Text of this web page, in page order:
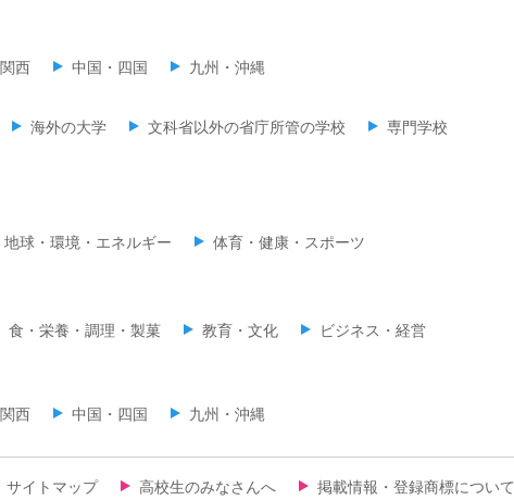
関西 中国・四国 九州・沖縄
海外の大学 文科省以外の省庁所管の学校
専門学校
地球・環境・エネルギー 体育・健康・スポーツ
食・栄養・調理・製菓 教育・文化 ビジネス・経営
関西 中国・四国 九州・沖縄
サイトマップ 高校生のみなさんへ 掲載情報・登録商標について